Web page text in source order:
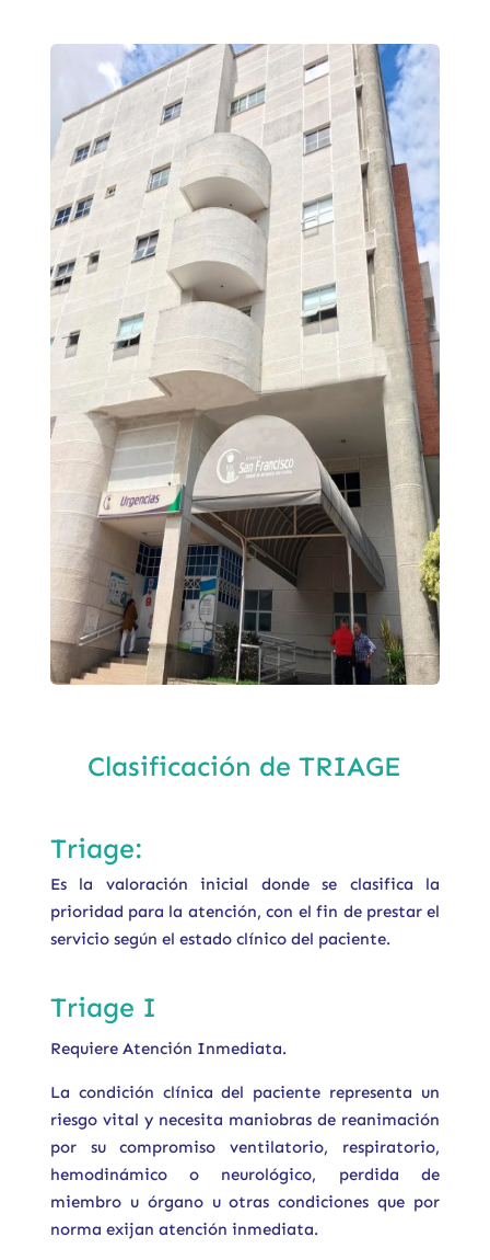
Clasificación de TRIAGE
Triage:
Es la valoración inicial donde se clasifica la
prioridad para la atención, con el fin de prestar el
servicio según el estado clínico del paciente.
Triage I
Requiere Atención Inmediata.
La condición clínica del paciente representa un
riesgo vital y necesita maniobras de reanimación
por su compromiso ventilatorio, respiratorio,
hemodinámico o neurológico, perdida de
miembro u órgano u otras condiciones que por
norma exijan atención inmediata.